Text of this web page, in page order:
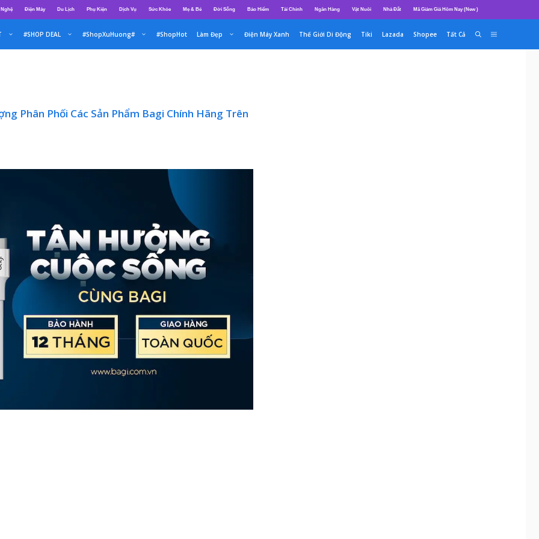
Điện Máy Du Lịch Phụ Kiện Dịch Vụ Sức Khỏe Mẹ & Bé Đời Sống Bảo Hiểm Tài Chính Ngân Hàng Vật Nuôi Nhà Đất Mã Giảm Giá Hôm Nay (New )
#SHOP DEAL #ShopXuHuong# #ShopHot Làm Đẹp Điện Máy Xanh Thế Giới Di Động Tiki Lazada Shopee Tất Cả
Phân Phối Các Sản Phẩm Bagi Chính Hãng Trên